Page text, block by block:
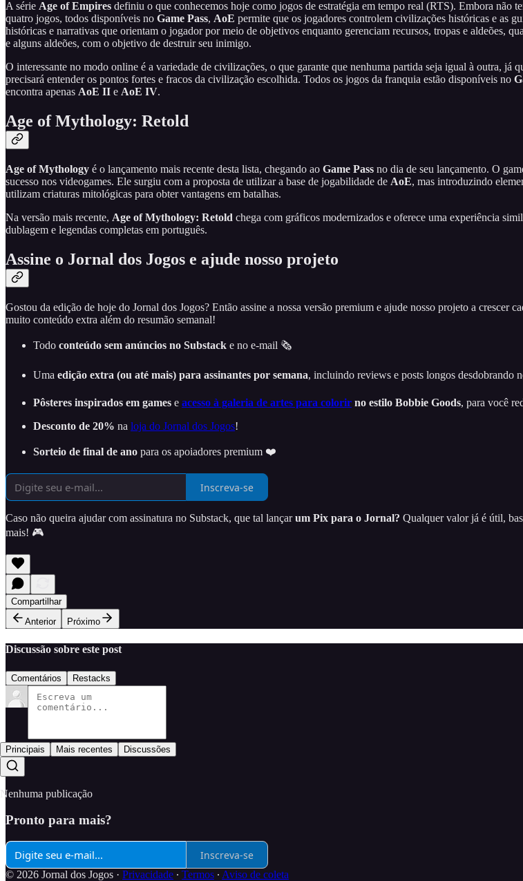
A série Age of Empires definiu o que conhecemos hoje como jogos de estratégia em tempo real (RTS). Embora não
quatro jogos, todos disponíveis no Game Pass, AoE permite que os jogadores controlem civilizações históricas e as
históricas e narrativas que orientam o jogador por meio de objetivos enquanto gerenciam recursos, tropas e aldeões,
e alguns aldeões, com o objetivo de destruir seu inimigo.
O interessante no modo online é a variedade de civilizações, o que garante que nenhuma partida seja igual à outra,
precisará entender os pontos fortes e fracos da civilização escolhida. Todos os jogos da franquia estão disponíveis no
encontra apenas AoE II e AoE IV.
Age of Mythology: Retold
Age of Mythology é o lançamento mais recente desta lista, chegando ao Game Pass no dia de seu lançamento. O
sucesso nos videogames. Ele surgiu com a proposta de utilizar a base de jogabilidade de AoE, mas introduzindo
utilizam criaturas mitológicas para obter vantagens em batalhas.
Na versão mais recente, Age of Mythology: Retold chega com gráficos modernizados e oferece uma experiência
dublagem e legendas completas em português.
Assine o Jornal dos Jogos e ajude nosso projeto
Gostou da edição de hoje do Jornal dos Jogos? Então assine a nossa versão premium e ajude nosso projeto a crescer
muito conteúdo extra além do resumão semanal!
Todo conteúdo sem anúncios no Substack e no e-mail 🗞️
Uma edição extra (ou até mais) para assinantes por semana, incluindo reviews e posts longos desdobrando
Pôsteres inspirados em games e acesso à galeria de artes para colorir no estilo Bobbie Goods, para você
Desconto de 20% na loja do Jornal dos Jogos!
Sorteio de final de ano para os apoiadores premium ❤️
Inscreva-se
Caso não queira ajudar com assinatura no Substack, que tal lançarum Pix para o Jornal? Qualquer valor já é útil,
mais! 🎮
Compartilhar
Anterior
Próximo
Discussão sobre este post
Comentários Restacks
Principais Mais recentes Discussões
Nenhuma publicação
Pronto para mais?
Inscreva-se
© 2026 Jornal dos Jogos · Privacidade ∙ Termos ∙ Aviso de coleta